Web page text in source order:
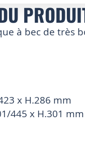
à bec de très
x H.286 mm
445 x H.301 mm